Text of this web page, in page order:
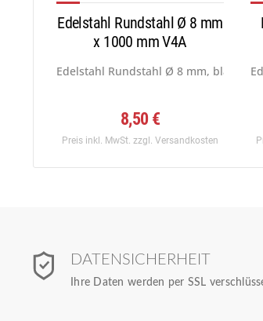
Edelstahl Rundstahl Ø 8 mm
x 1000 mm V4A
Edelstahl Rundstahl Ø 8 mm, blank
8,50 €
Preis inkl. MwSt. zzgl. Versandkosten
DATENSICHERHEIT
Ihre Daten werden per SSL